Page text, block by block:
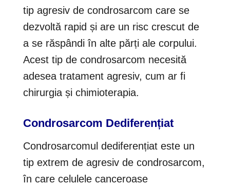
tip agresiv de condrosarcom care se
dezvoltă rapid și are un risc crescut de
a se răspândi în alte părți ale corpului.
Acest tip de condrosarcom necesită
adesea tratament agresiv, cum ar fi
chirurgia și chimioterapia.
Condrosarcom Dediferențiat
Condrosarcomul dediferențiat este un
tip extrem de agresiv de condrosarcom,
în care celulele canceroase